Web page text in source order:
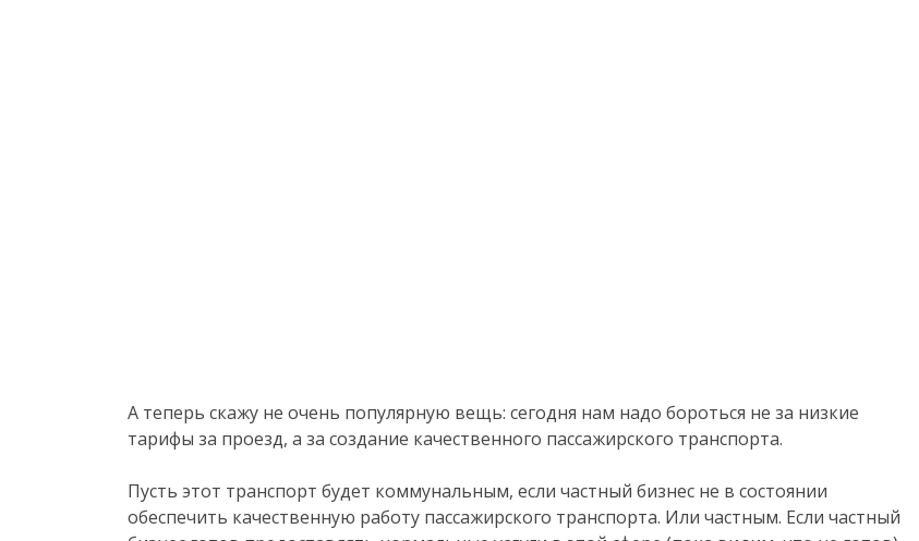
А теперь скажу не очень популярную вещь: сегодня нам надо бороться не за низкие
тарифы за проезд, а за создание качественного пассажирского транспорта.
Пусть этот транспорт будет коммунальным, если частный бизнес не в состоянии
обеспечить качественную работу пассажирского транспорта. Или частным. Если частный